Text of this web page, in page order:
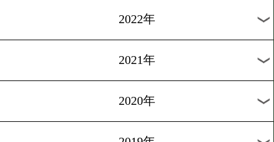
過去の海外ニュース